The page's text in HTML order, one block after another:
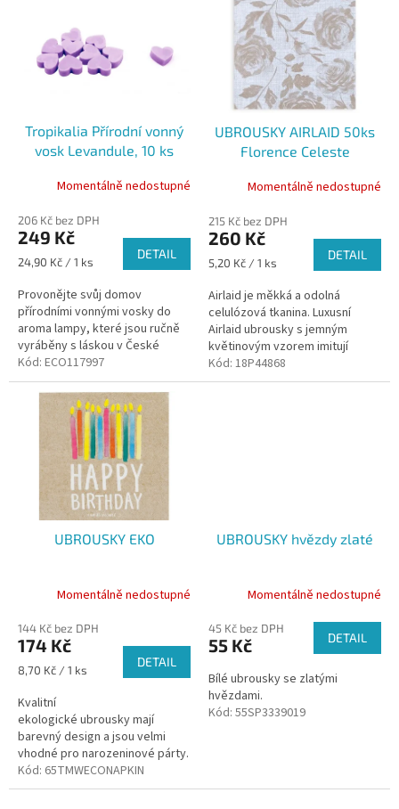
Tropikalia Přírodní vonný
vosk Levandule, 10 ks
Momentálně nedostupné
206 Kč bez DPH
249 Kč
Měrná
24,90 Kč / 1 ks
DETAIL
Provonějte svůj domov
přírodními vonnými vosky do
aroma lampy, které jsou ručně
vyráběny s láskou v České
republice.
Kód: ECO117997
UBROUSKY AIRLAID 50ks
Florence Celeste
Momentálně nedostupné
215 Kč bez DPH
260 Kč
Měrná
5,20 Kč / 1 ks
DETAIL
Airlaid je měkká a odolná
celulózová tkanina. Luxusní
Airlaid ubrousky s jemným
květinovým vzorem imitují
klasický plátěný ubrousek.
Kód: 18P44868
UBROUSKY EKO
Momentálně nedostupné
144 Kč bez DPH
174 Kč
Měrná
8,70 Kč / 1 ks
DETAIL
Kvalitní
ekologické ubrousky mají
barevný design a jsou velmi
vhodné pro narozeninové párty.
Kód: 65TMWECONAPKIN
UBROUSKY hvězdy zlaté
Momentálně nedostupné
45 Kč bez DPH
55 Kč DETAIL
Bílé ubrousky se zlatými
hvězdami.
Kód: 55SP3339019